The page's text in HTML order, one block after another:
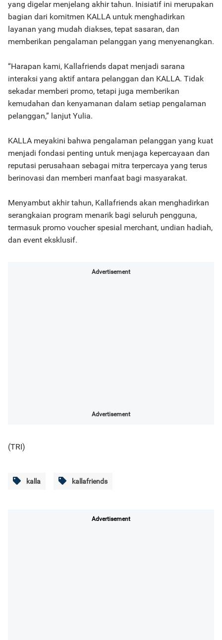
yang digelar menjelang akhir tahun. Inisiatif ini merupakan
bagian dari komitmen KALLA untuk menghadirkan
layanan yang mudah diakses, tepat sasaran, dan
memberikan pengalaman pelanggan yang menyenangkan.
“Harapan kami, Kallafriends dapat menjadi sarana
interaksi yang aktif antara pelanggan dan KALLA. Tidak
sekadar memberi promo, tetapi juga memberikan
kemudahan dan kenyamanan dalam setiap pengalaman
pelanggan,” lanjut Yulia.
KALLA meyakini bahwa pengalaman pelanggan yang kuat
menjadi fondasi penting untuk menjaga kepercayaan dan
reputasi perusahaan sebagai mitra terpercaya yang terus
berinovasi dan memberi manfaat bagi masyarakat.
Menyambut akhir tahun, Kallafriends akan menghadirkan
serangkaian program menarik bagi seluruh pengguna,
termasuk promo voucher spesial merchant, undian hadiah,
dan event eksklusif.
Advertisement
Advertisement
(TRI)
kalla kallafriends
Advertisement